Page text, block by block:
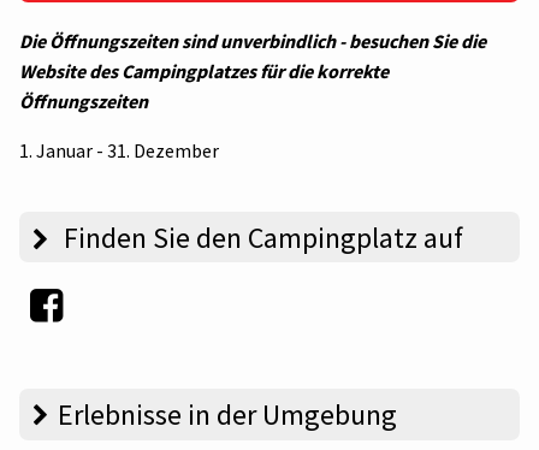
Die Öffnungszeiten sind unverbindlich - besuchen Sie die
Website des Campingplatzes für die korrekte
Öffnungszeiten
1. Januar - 31. Dezember
Finden Sie den Campingplatz auf
Erlebnisse in der Umgebung